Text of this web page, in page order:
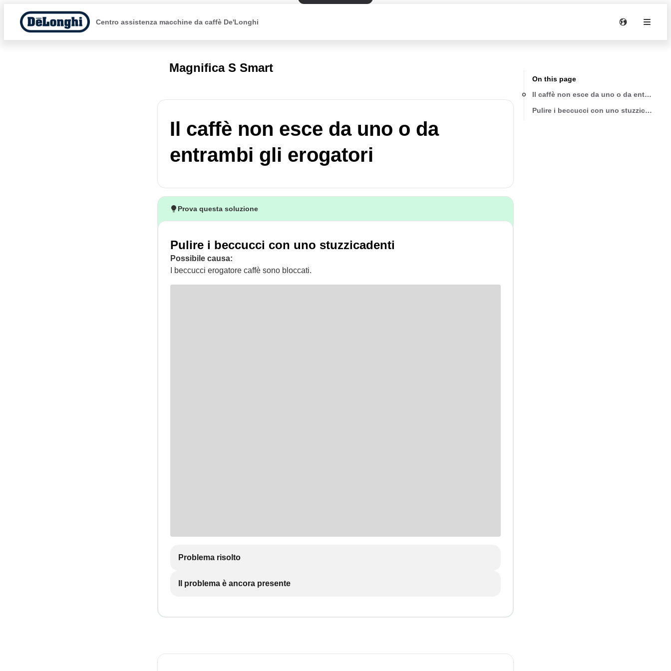
Centro assistenza macchine da caffè De'Longhi
Magnifica S Smart
Il caffè non esce da uno o da
entrambi gli erogatori
Prova questa soluzione
Pulire i beccucci con uno stuzzicadenti
Possibile causa:
I beccucci erogatore caffè sono bloccati.
Problema risolto
Il problema è ancora presente
On this page
Il caffè non esce da uno o da entrambi
Pulire i beccucci con uno stuzzicadenti